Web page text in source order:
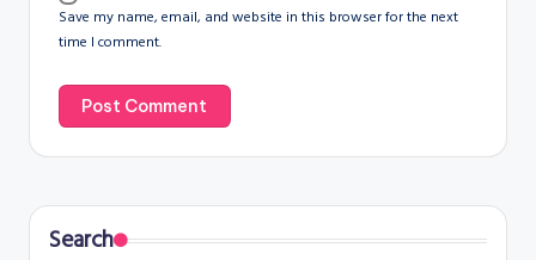
Save my name, email, and website in this browser for the next
time I comment.
Search